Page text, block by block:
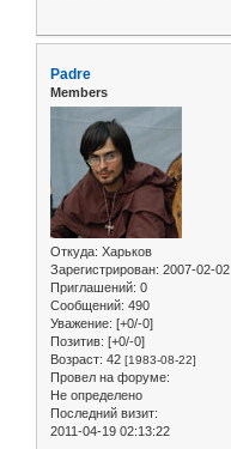
Padre
Members
Откуда: Харьков
Зарегистрирован: 2007-02-02
Приглашений: 0
Сообщений: 490
Уважение: [+0/-0]
Позитив: [+0/-0]
Возраст: 42 [1983-08-22]
Провел на форуме:
Не определено
Последний визит:
2011-04-19 02:13:22